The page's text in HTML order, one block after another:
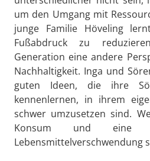
um den Umgang mit
junge Familie Höveling
Fußabdruck zu
Generation eine andere
Nachhaltigkeit. Inga und
guten Ideen, die ihre
kennenlernen, in ihrem
schwer umzusetzen sind.
Konsum und eine
Lebensmittelverschwendung